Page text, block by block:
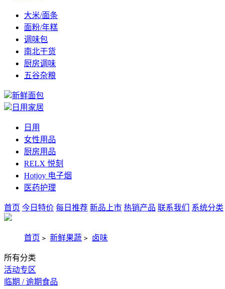
大米/面条
面粉/年糕
调味包
南北干货
厨房调味
五谷杂粮
新鲜面包
日用家居
日用
女性用品
厨房用品
RELX 悦刻
Hotjoy 电子烟
医药护理
首页 今日特价 每日推荐 新品上市 热销产品 联系我们 系统分类
首页 > 新鲜果蔬 > 卤味
所有分类
活动专区
临期 / 逾期食品